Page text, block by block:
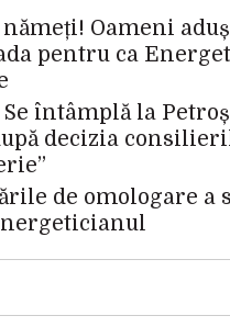
Oameni
pentru ca
întâmplă la
decizia
de omologare